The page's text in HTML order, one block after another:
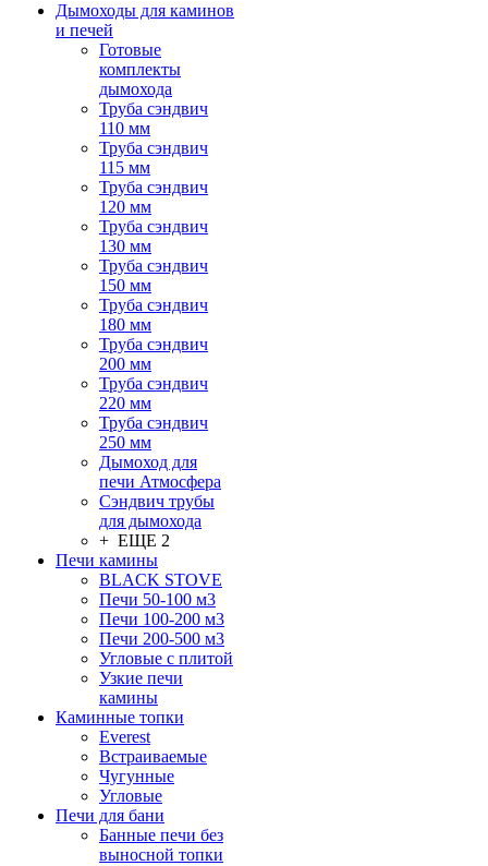
Дымоходы для каминов
и печей
Готовые
комплекты
дымохода
Труба сэндвич
110 мм
Труба сэндвич
115 мм
Труба сэндвич
120 мм
Труба сэндвич
130 мм
Труба сэндвич
150 мм
Труба сэндвич
180 мм
Труба сэндвич
200 мм
Труба сэндвич
220 мм
Труба сэндвич
250 мм
Дымоход для
печи Атмосфера
Сэндвич трубы
для дымохода
+ ЕЩЕ 2
Печи камины
BLACK STOVE
Печи 50-100 м3
Печи 100-200 м3
Печи 200-500 м3
Угловые с плитой
Узкие печи
камины
Каминные топки
Everest
Встраиваемые
Чугунные
Угловые
Печи для бани
Банные печи без
выносной топки